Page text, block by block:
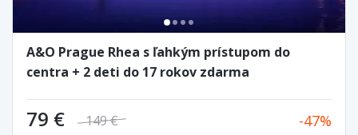
A&O Prague Rhea s ľahkým prístupom do
centra + 2 deti do 17 rokov zdarma
79 € 149 € 47